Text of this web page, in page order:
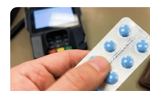
« zurück Hamburg
Heute ist Hohes Friedersfest (in
Sonnabend, der 08.08.2026